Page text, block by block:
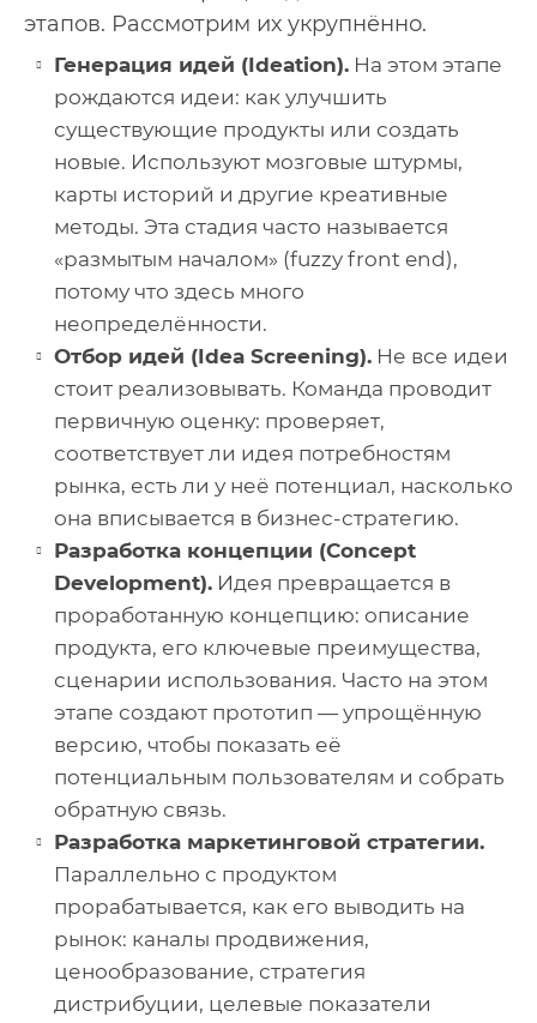
этапов. Рассмотрим их укрупнённо.
Генерация идей (Ideation). На этом этапе
рождаются идеи: как улучшить
существующие продукты или создать
новые. Используют мозговые штурмы,
карты историй и другие креативные
методы. Эта стадия часто называется
«размытым началом» (fuzzy front end),
потому что здесь много
неопределённости.
Отбор идей (Idea Screening). Не все идеи
стоит реализовывать. Команда проводит
первичную оценку: проверяет,
соответствует ли идея потребностям
рынка, есть ли у неё потенциал, насколько
она вписывается в бизнес-стратегию.
Разработка концепции (Concept
Development). Идея превращается в
проработанную концепцию: описание
продукта, его ключевые преимущества,
сценарии использования. Часто на этом
этапе создают прототип — упрощённую
версию, чтобы показать её
потенциальным пользователям и собрать
обратную связь.
Разработка маркетинговой стратегии.
Параллельно с продуктом
прорабатывается, как его выводить на
рынок: каналы продвижения,
ценообразование, стратегия
дистрибуции, целевые показатели